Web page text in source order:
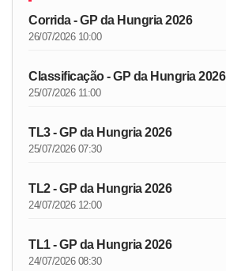
Corrida - GP da Hungria 2026
26/07/2026 10:00
Classificação - GP da Hungria 2026
25/07/2026 11:00
TL3 - GP da Hungria 2026
25/07/2026 07:30
TL2 - GP da Hungria 2026
24/07/2026 12:00
TL1 - GP da Hungria 2026
24/07/2026 08:30